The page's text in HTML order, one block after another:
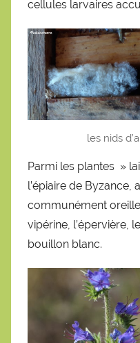
cellules larvaires
les nids
Parmi les plantes »
l’épiaire de Byzance,
communément
vipérine, l’épervière,
bouillon blanc.